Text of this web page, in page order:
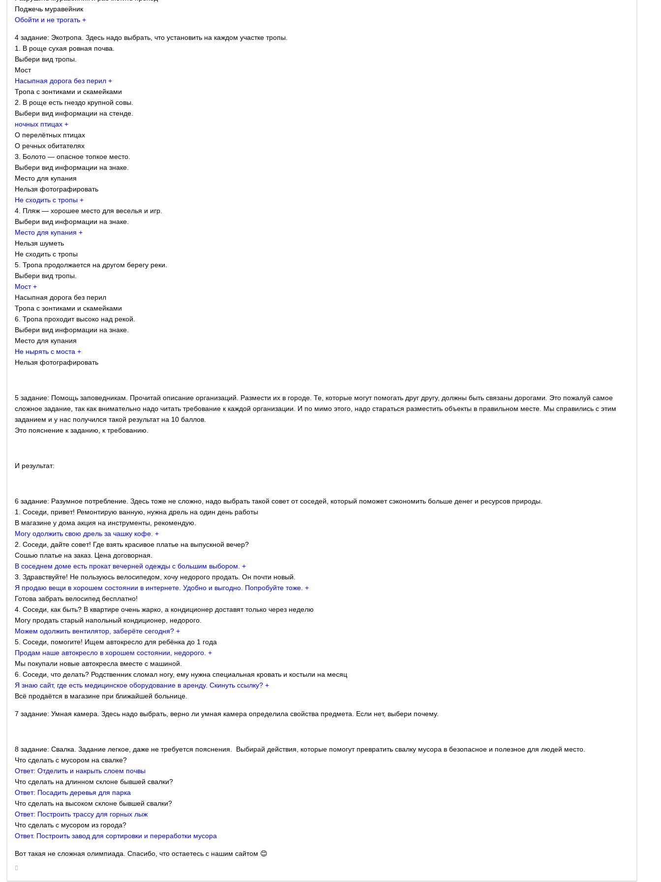
Поджечь муравейник
Обойти и не трогать +
4 задание: Экотропа. Здесь надо выбрать, что установить на каждом участке тропы.
1. В роще сухая ровная почва.
Выбери вид тропы.
Мост
Насыпная дорога без перил +
Тропа с зонтиками и скамейками
2. В роще есть гнездо крупной совы.
Выбери вид информации на стенде.
ночных птицах +
О перелётных птицах
О речных обитателях
3. Болото — опасное топкое место.
Выбери вид информации на знаке.
Место для купания
Нельзя фотографировать
Не сходить с тропы +
4. Пляж — хорошее место для веселья и игр.
Выбери вид информации на знаке.
Место для купания +
Нельзя шуметь
Не сходить с тропы
5. Тропа продолжается на другом берегу реки.
Выбери вид тропы.
Мост +
Насыпная дорога без перил
Тропа с зонтиками и скамейками
6. Тропа проходит высоко над рекой.
Выбери вид информации на знаке.
Место для купания
Не нырять с моста +
Нельзя фотографировать
5 задание: Помощь заповедникам. Прочитай описание организаций. Размести их в городе. Те, которые могут помогать друг другу, должны быть связаны дорогами. Это пожалуй самое
сложное задание, так как внимательно надо читать требование к каждой организации. И по мимо этого, надо стараться разместить объекты в правильном месте. Мы справились с этим
заданием и у нас получился такой результат на 10 баллов.
Это пояснение к заданию, к требованию.
И результат:
6 задание: Разумное потребление. Здесь тоже не сложно, надо выбрать такой совет от соседей, который поможет сэкономить больше денег и ресурсов природы.
1. Соседи, привет! Ремонтирую ванную, нужна дрель на один день работы
В магазине у дома акция на инструменты, рекомендую.
Могу одолжить свою дрель за чашку кофе. +
2. Соседи, дайте совет! Где взять красивое платье на выпускной вечер?
Сошью платье на заказ. Цена договорная.
В соседнем доме есть прокат вечерней одежды с большим выбором. +
3. Здравствуйте! Не пользуюсь велосипедом, хочу недорого продать. Он почти новый.
Я продаю вещи в хорошем состоянии в интернете. Удобно и выгодно. Попробуйте тоже. +
Готова забрать велосипед бесплатно!
4. Соседи, как быть? В квартире очень жарко, а кондиционер доставят только через неделю
Могу продать старый напольный кондиционер, недорого.
Можем одолжить вентилятор, заберёте сегодня? +
5. Соседи, помогите! Ищем автокресло для ребёнка до 1 года
Продам наше автокресло в хорошем состоянии, недорого. +
Мы покупали новые автокресла вместе с машиной.
6. Соседи, что делать? Родственник сломал ногу, ему нужна специальная кровать и костыли на месяц
Я знаю сайт, где есть медицинское оборудование в аренду. Скинуть ссылку? +
Всё продаётся в магазине при ближайшей больнице.
7 задание: Умная камера. Здесь надо выбрать, верно ли умная камера определила свойства предмета. Если нет, выбери почему.
8 задание: Свалка. Задание легкое, даже не требуется пояснения. Выбирай действия, которые помогут превратить свалку мусора в безопасное и полезное для людей место.
Что сделать с мусором на свалке?
Ответ: Отделить и накрыть слоем почвы
Что сделать на длинном склоне бывшей свалки?
Ответ: Посадить деревья для парка
Что сделать на высоком склоне бывшей свалки?
Ответ: Построить трассу для горных лыж
Что сделать с мусором из города?
Ответ. Построить завод для сортировки и переработки мусора
Вот такая не сложная олимпиада. Спасибо, что остаетесь с нашим сайтом 😊